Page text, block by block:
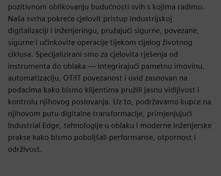
pozitivnom oblikovanju budućnosti svih s kojima radimo.
Naša svrha pokreće cjelovit pristup industrijskoj
digitalizaciji i inženjeringu, pružajući sigurne, povezane,
sigurne i učinkovite operacije tijekom cijelog životnog
ciklusa. Specijalizirani smo za cjelovita rješenja od
instrumenta do oblaka — integrirajući pametnu imovinu,
automatizaciju, OT/IT povezanost i uvid zasnovan na
podacima kako bismo klijentima pružili jasnu vidljivost i
kontrolu njihovog poslovanja. Uz to, podržavamo kupce na
njihovom putu digitalne transformacije, primjenjujući
Industrial Edge, tehnologije u oblaku i moderne inženjerske
prakse kako bismo poboljšali performanse, otpornost i
održivost.